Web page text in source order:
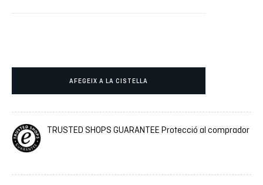
AFEGEIX A LA CISTELLA
TRUSTED SHOPS GUARANTEE Protecció al comprador